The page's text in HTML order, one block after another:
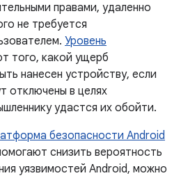
правами, удаленно
не требуется
Уровень
того, какой ущерб
нанесен устройству, если
отключены в целях
удастся их обойти.
безопасности Android
снизить вероятность
уязвимостей Android, можно